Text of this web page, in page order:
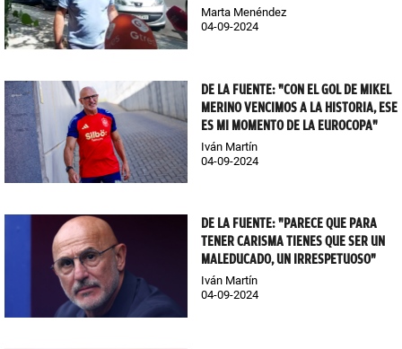
Marta Menéndez
04-09-2024
DE LA FUENTE: "CON EL GOL DE MIKEL
MERINO VENCIMOS A LA HISTORIA, ESE
ES MI MOMENTO DE LA EUROCOPA"
Iván Martín
04-09-2024
DE LA FUENTE: "PARECE QUE PARA
TENER CARISMA TIENES QUE SER UN
MALEDUCADO, UN IRRESPETUOSO"
Iván Martín
04-09-2024